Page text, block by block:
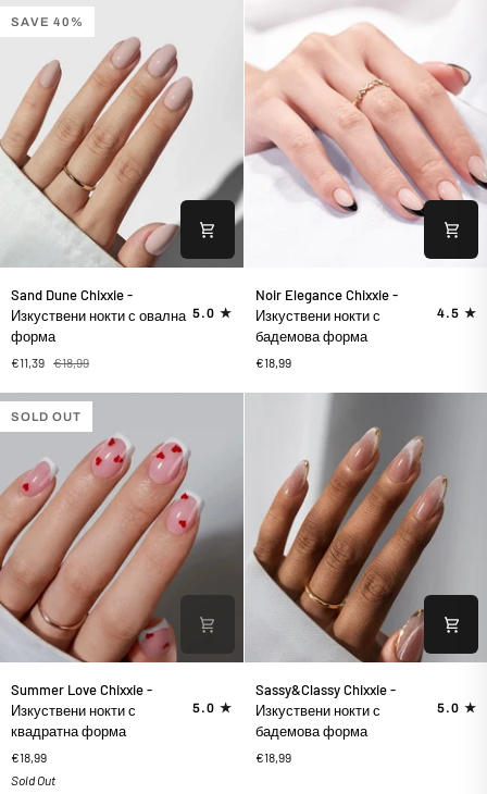
с
бадемова
форма
SAVE 40%
Dune
Chixxie
-
Изкуствени
с
овална
Sand Dune Chixxie -
Изкуствени нокти с овална
форма
5.0
€11,39 €18,99
Elegance
Chixxie
-
Изкуствени
Noir Elegance Chixxie -
Изкуствени нокти с
бадемова форма
4.5
€18,99
SOLD OUT
Love
Chixxie
-
Изкуствени
нокти
Summer Love Chixxie -
Изкуствени нокти с
квадратна форма
5.0
€18,99
Sold Out
Chixxie
-
Изкуствени
нокти
Sassy&Classy Chixxie -
Изкуствени нокти с
бадемова форма
5.0
€18,99